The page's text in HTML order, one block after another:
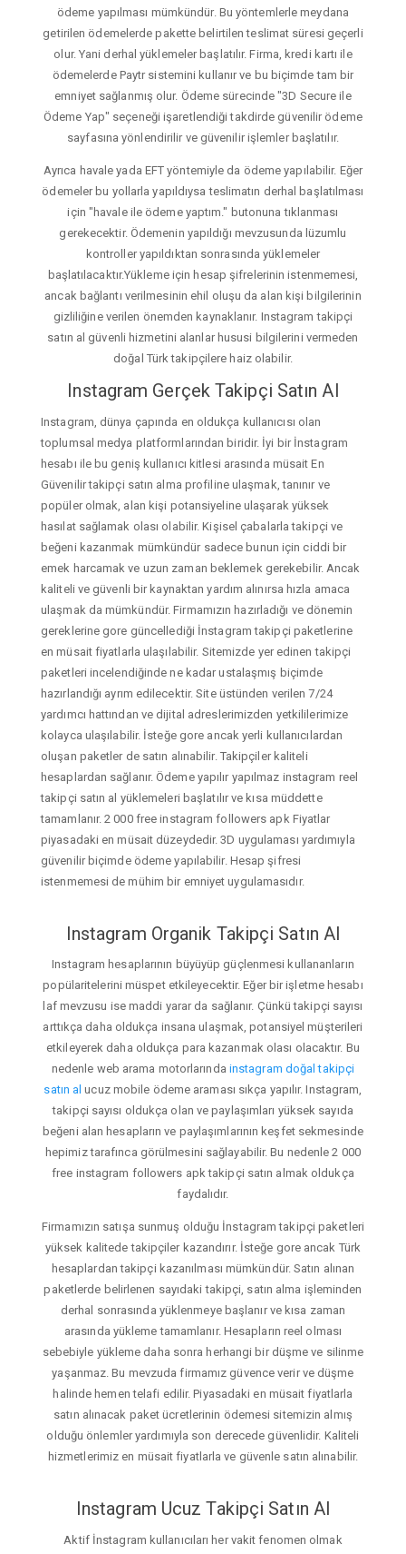
ödeme yapılması mümkündür. Bu yöntemlerle meydana
getirilen ödemelerde pakette belirtilen teslimat süresi geçerli
olur. Yani derhal yüklemeler başlatılır. Firma, kredi kartı ile
ödemelerde Paytr sistemini kullanır ve bu biçimde tam bir
emniyet sağlanmış olur. Ödeme sürecinde "3D Secure ile
Ödeme Yap" seçeneği işaretlendiği takdirde güvenilir ödeme
sayfasına yönlendirilir ve güvenilir işlemler başlatılır.
Ayrıca havale yada EFT yöntemiyle da ödeme yapılabilir. Eğer
ödemeler bu yollarla yapıldıysa teslimatın derhal başlatılması
için "havale ile ödeme yaptım." butonuna tıklanması
gerekecektir. Ödemenin yapıldığı mevzusunda lüzumlu
kontroller yapıldıktan sonrasında yüklemeler
başlatılacaktır.Yükleme için hesap şifrelerinin istenmemesi,
ancak bağlantı verilmesinin ehil oluşu da alan kişi bilgilerinin
gizliliğine verilen önemden kaynaklanır. Instagram takipçi
satın al güvenli hizmetini alanlar hususi bilgilerini vermeden
doğal Türk takipçilere haiz olabilir.
Instagram Gerçek Takipçi Satın Al
Instagram, dünya çapında en oldukça kullanıcısı olan
toplumsal medya platformlarından biridir. İyi bir İnstagram
hesabı ile bu geniş kullanıcı kitlesi arasında müsait En
Güvenilir takipçi satın alma profiline ulaşmak, tanınır ve
popüler olmak, alan kişi potansiyeline ulaşarak yüksek
hasılat sağlamak olası olabilir. Kişisel çabalarla takipçi ve
beğeni kazanmak mümkündür sadece bunun için ciddi bir
emek harcamak ve uzun zaman beklemek gerekebilir. Ancak
kaliteli ve güvenli bir kaynaktan yardım alınırsa hızla amaca
ulaşmak da mümkündür. Firmamızın hazırladığı ve dönemin
gereklerine gore güncellediği İnstagram takipçi paketlerine
en müsait fiyatlarla ulaşılabilir. Sitemizde yer edinen takipçi
paketleri incelendiğinde ne kadar ustalaşmış biçimde
hazırlandığı ayrım edilecektir. Site üstünden verilen 7/24
yardımcı hattından ve dijital adreslerimizden yetkililerimize
kolayca ulaşılabilir. İsteğe gore ancak yerli kullanıcılardan
oluşan paketler de satın alınabilir. Takipçiler kaliteli
hesaplardan sağlanır. Ödeme yapılır yapılmaz instagram reel
takipçi satın al yüklemeleri başlatılır ve kısa müddette
tamamlanır. 2 000 free instagram followers apk Fiyatlar
piyasadaki en müsait düzeydedir. 3D uygulaması yardımıyla
güvenilir biçimde ödeme yapılabilir. Hesap şifresi
istenmemesi de mühim bir emniyet uygulamasıdır.
Instagram Organik Takipçi Satın Al
Instagram hesaplarının büyüyüp güçlenmesi kullananların
popülaritelerini müspet etkileyecektir. Eğer bir işletme hesabı
laf mevzusu ise maddi yarar da sağlanır. Çünkü takipçi sayısı
arttıkça daha oldukça insana ulaşmak, potansiyel müşterileri
etkileyerek daha oldukça para kazanmak olası olacaktır. Bu
nedenle web arama motorlarında instagram doğal takipçi
satın al ucuz mobile ödeme araması sıkça yapılır. Instagram,
takipçi sayısı oldukça olan ve paylaşımları yüksek sayıda
beğeni alan hesapların ve paylaşımlarının keşfet sekmesinde
hepimiz tarafınca görülmesini sağlayabilir. Bu nedenle 2 000
free instagram followers apk takipçi satın almak oldukça
faydalıdır.
Firmamızın satışa sunmuş olduğu İnstagram takipçi paketleri
yüksek kalitede takipçiler kazandırır. İsteğe gore ancak Türk
hesaplardan takipçi kazanılması mümkündür. Satın alınan
paketlerde belirlenen sayıdaki takipçi, satın alma işleminden
derhal sonrasında yüklenmeye başlanır ve kısa zaman
arasında yükleme tamamlanır. Hesapların reel olması
sebebiyle yükleme daha sonra herhangi bir düşme ve silinme
yaşanmaz. Bu mevzuda firmamız güvence verir ve düşme
halinde hemen telafi edilir. Piyasadaki en müsait fiyatlarla
satın alınacak paket ücretlerinin ödemesi sitemizin almış
olduğu önlemler yardımıyla son derecede güvenlidir. Kaliteli
hizmetlerimiz en müsait fiyatlarla ve güvenle satın alınabilir.
Instagram Ucuz Takipçi Satın Al
Aktif İnstagram kullanıcıları her vakit fenomen olmak